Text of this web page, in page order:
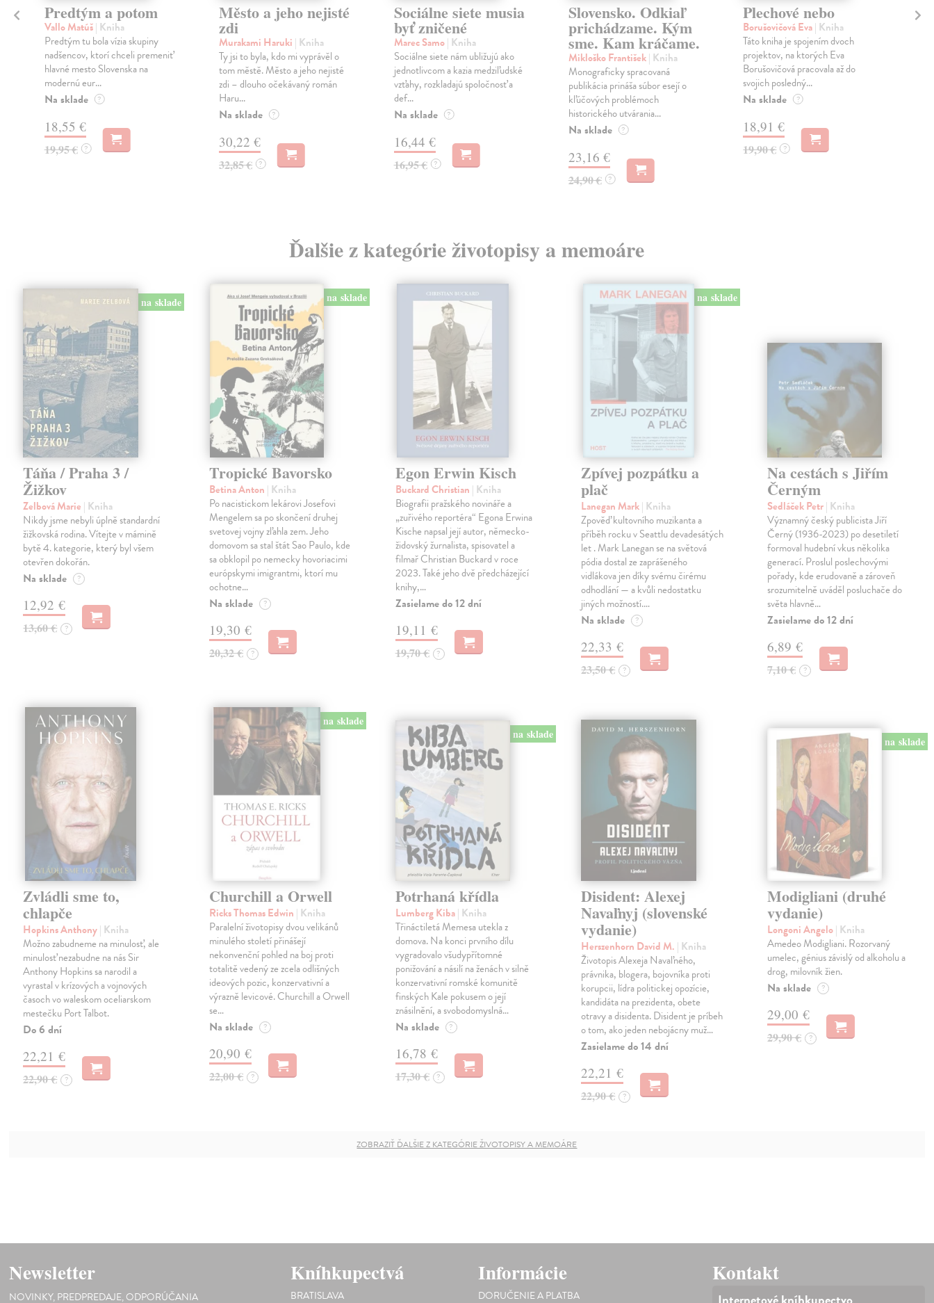
Predtým a potom
Vallo Matúš| Kniha
Predtým tu bola vízia skupiny
nadšencov, ktorí chceli premeniť
hlavné mesto Slovenska na
modernú eur...
Na sklade ?
18,55 €
19,95 € ?
Město a jeho nejisté
zdi
Murakami Haruki | Kniha
Ty jsi to byla, kdo mi vyprávěl o
tom městě. Město a jeho nejisté
zdi – dlouho očekávaný román
Haru...
Na sklade ?
30,22 €
32,85 € ?
Sociálne siete musia
byť zničené
Marec Samo| Kniha
Sociálne siete nám ubližujú ako
jednotlivcom a kazia medziľudské
vzťahy, rozkladajú spoločnosť a
def...
Na sklade ?
16,44 €
16,95 € ?
Slovensko. Odkiaľ
prichádzame. Kým
sme. Kam kráčame.
Mikloško František| Kniha
Monograficky spracovaná
publikácia prináša súbor esejí o
kľúčových problémoch
historického utvárania...
Na sklade ?
23,16 €
24,90 € ?
Plechové nebo
Borušovičová Eva| Kniha
Táto kniha je spojením dvoch
projektov, na ktorých Eva
Borušovičová pracovala až do
svojich posledný...
Na sklade ?
18,91 €
19,90 € ?
Ďalšie z kategórie životopisy a memoáre
na sklade
Táňa / Praha 3 /
Žižkov
Zelbová Marie | Kniha
Nikdy jsme nebyli úplně standardní
žižkovská rodina. Vítejte v mámině
bytě 4. kategorie, který byl všem
otevřen dokořán.
Na sklade ?
12,92 €
13,60 € ?
na sklade
Tropické Bavorsko
Betina Anton | Kniha
Po nacistickom lekárovi Josefovi
Mengelem sa po skončení druhej
svetovej vojny zľahla zem. Jeho
domovom sa stal štát Sao Paulo, kde
sa obklopil po nemecky hovoriacimi
európskymi imigrantmi, ktorí mu
ochotne…
Na sklade ?
19,30 €
20,32 € ?
Egon Erwin Kisch
Buckard Christian | Kniha
Biografii pražského novináře a
„zuřivého reportéra“ Egona Erwina
Kische napsal její autor, německo-
židovský žurnalista, spisovatel a
filmař Christian Buckard v roce
2023. Také jeho dvě předcházející
knihy,…
Zasielame do 12 dní
19,11 €
19,70 € ?
na sklade
Zpívej pozpátku a
plač
Lanegan Mark| Kniha
Zpověď kultovního muzikanta a
příběh rocku v Seattlu devadesátých
let . Mark Lanegan se na světová
pódia dostal ze zaprášeného
vidlákova jen díky svému čirému
odhodlání — a kvůli nedostatku
jiných možností.…
Na sklade ?
22,33 €
23,50 € ?
Na cestách s Jiřím
Černým
Sedláček Petr| Kniha
Významný český publicista Jiří
Černý (1936-2023) po desetiletí
formoval hudební vkus několika
generací. Proslul poslechovými
pořady, kde erudovaně a zároveň
srozumitelně uváděl posluchače do
světa hlavně…
Zasielame do 12 dní
6,89 €
7,10 € ?
Zvládli sme to,
chlapče
Hopkins Anthony| Kniha
Možno zabudneme na minulosť, ale
minulosť nezabudne na nás Sir
Anthony Hopkins sa narodil a
vyrastal v krízových a vojnových
časoch vo waleskom oceliarskom
mestečku Port Talbot.
Do 6 dní
22,21 €
22,90 € ?
na sklade
Churchill a Orwell
Ricks Thomas Edwin | Kniha
Paralelní životopisy dvou velikánů
minulého století přinášejí
nekonvenční pohled na boj proti
totalitě vedený ze zcela odlišných
ideových pozic, konzervativní a
výrazně levicové. Churchill a Orwell
se…
Na sklade ?
20,90 €
22,00 € ?
na sklade
Potrhaná křídla
Lumberg Kiba| Kniha
Třináctiletá Memesa utekla z
domova. Na konci prvního dílu
vygradovalo všudypřítomné
ponižování a násilí na ženách v silně
konzervativní romské komunitě
finských Kale pokusem o její
znásilnění, a svobodomyslná…
Na sklade ?
16,78 €
17,30 € ?
Disident: Alexej
Navaľnyj (slovenské
vydanie)
Herszenhorn David M. | Kniha
Životopis Alexeja Navaľného,
právnika, blogera, bojovníka proti
korupcii, lídra politickej opozície,
kandidáta na prezidenta, obete
otravy a disidenta. Disident je príbeh
o tom, ako jeden nebojácny muž…
Zasielame do 14 dní
22,21 €
22,90 € ?
na sklade
Modigliani (druhé
vydanie)
Longoni Angelo| Kniha
Amedeo Modigliani. Rozorvaný
umelec, génius závislý od alkoholu a
drog, milovník žien.
Na sklade ?
29,00 €
29,90 € ?
ZOBRAZIŤ ĎALŠIE Z KATEGÓRIE ŽIVOTOPISY A MEMOÁRE
Newsletter
NOVINKY, PREDPREDAJE, ODPORÚČANIA
Kníhkupectvá
BRATISLAVA
Informácie
DORUČENIE A PLATBA
Kontakt